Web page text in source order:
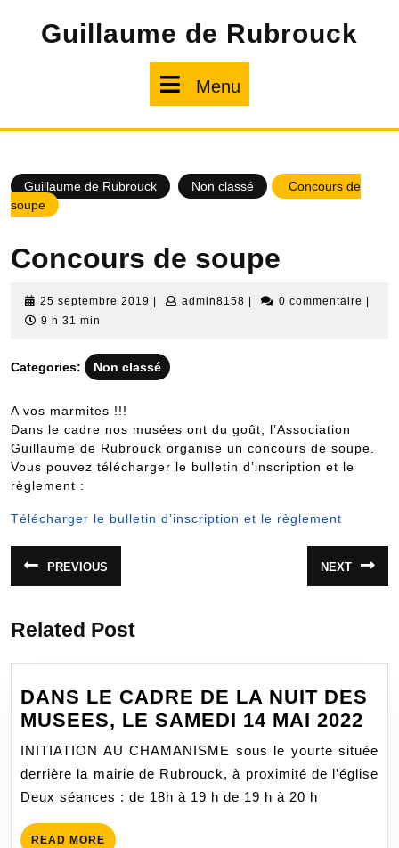
Guillaume de Rubrouck
Menu
Guillaume de Rubrouck Non classé
Concours de
soupe
Concours de soupe
25 septembre 2019 25
admin8158 admin81580 commentaire
9 h 31 min
Categories: Non classé
A vos marmites !!!
Dans le cadre nos musées ont du goût, l’Association
Guillaume de Rubrouck organise un concours de soupe.
Vous pouvez télécharger le bulletin d’inscription et le
règlement :
Télécharger le bulletin d’inscription et le règlement
Navigation
de
PREVIOUS
précédent
NEXT
suivant
Related Post
DANS LE CADRE DE LA NUIT DES
MUSEES, LE SAMEDI 14 MAI 2022
LE
INITIATION AU CHAMANISME sous le yourte située
derrière la mairie de Rubrouck, à proximité de l’église
Deux séances : de 18h à 19 h de 19 h à 20 h
READ MORE READ